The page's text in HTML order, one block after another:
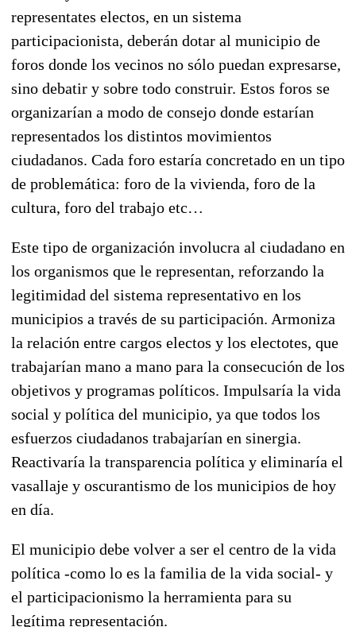
representates electos, en un sistema
participacionista, deberán dotar al municipio de
foros donde los vecinos no sólo puedan expresarse,
sino debatir y sobre todo construir. Estos foros se
organizarían a modo de consejo donde estarían
representados los distintos movimientos
ciudadanos. Cada foro estaría concretado en un tipo
de problemática: foro de la vivienda, foro de la
cultura, foro del trabajo etc…
Este tipo de organización involucra al ciudadano en
los organismos que le representan, reforzando la
legitimidad del sistema representativo en los
municipios a través de su participación. Armoniza
la relación entre cargos electos y los electotes, que
trabajarían mano a mano para la consecución de los
objetivos y programas políticos. Impulsaría la vida
social y política del municipio, ya que todos los
esfuerzos ciudadanos trabajarían en sinergia.
Reactivaría la transparencia política y eliminaría el
vasallaje y oscurantismo de los municipios de hoy
en día.
El municipio debe volver a ser el centro de la vida
política -como lo es la familia de la vida social- y
el participacionismo la herramienta para su
legítima representación.